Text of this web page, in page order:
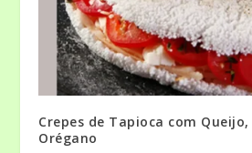
Crepes de Tapioca com
Orégano